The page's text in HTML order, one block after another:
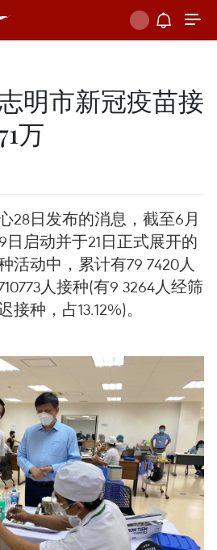
明市新冠疫苗接
万
28日发布的消息，截至6月
日启动并于21日正式展开的
活动中，累计有79 7420人
人接种(有9 3264人经筛
种，占13.12%)。